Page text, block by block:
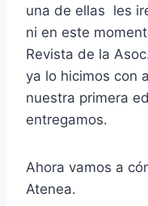
una de ellas les
ni en este
Revista de la
ya lo hicimos con
nuestra primera
entregamos.
Ahora vamos a
Atenea.